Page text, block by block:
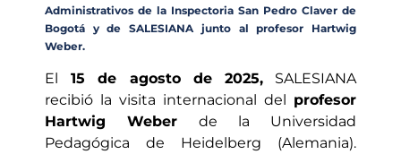
Administrativos de la Inspectoria San Pedro Claver de
Bogotá y de SALESIANA junto al profesor Hartwig
Weber.
El 15 de agosto de 2025,SALESIANA
recibió la visita internacional del profesor
Hartwig Weber de la Universidad
Pedagógica de Heidelberg (Alemania).